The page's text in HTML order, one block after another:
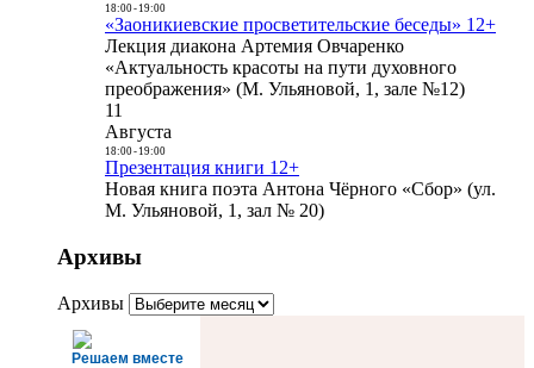
18:00- 19:00
«Заоникиевские просветительские беседы» 12+
Лекция диакона Артемия Овчаренко
«Актуальность красоты на пути духовного
преображения» (М. Ульяновой, 1, зале №12)
11
Августа
18:00- 19:00
Презентация книги 12+
Новая книга поэта Антона Чёрного «Сбор» (ул.
М. Ульяновой, 1, зал № 20)
Архивы
Архивы
Решаем вместе